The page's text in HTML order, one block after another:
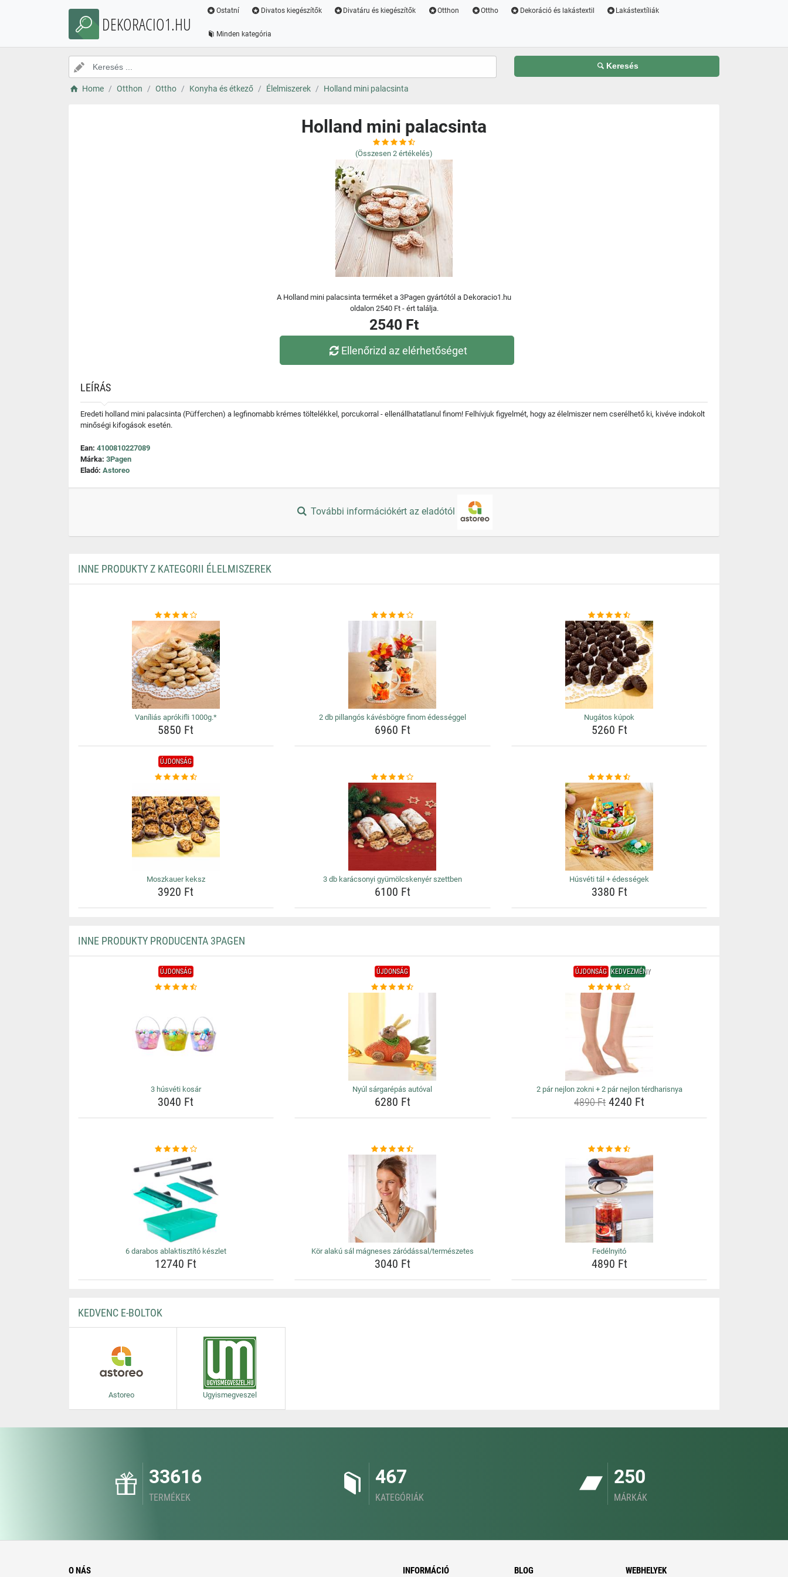
DEKORACIO1.HU
Ostatní Divatos kiegészítők Divatáru és kiegészítők Otthon Ottho Dekoráció és lakástextil Lakástextíliák
Minden kategória
Keresés
Home Otthon Ottho Konyha és étkező Élelmiszerek Holland mini palacsinta
Holland mini palacsinta
(Összesen 2 értékelés)
A Holland mini palacsinta terméket a 3Pagen gyártótól a Dekoracio1.hu
oldalon 2540 Ft - ért találja.
2540 Ft
Ellenőrizd az elérhetőséget
LEÍRÁS
Eredeti holland mini palacsinta (Püfferchen) a legfinomabb krémes töltelékkel, porcukorral - ellenállhatatlanul finom! Felhívjuk figyelmét, hogy az élelmiszer nem cserélhető ki, kivéve indokolt
minőségi kifogások esetén.
Ean: 4100810227089
Márka: 3Pagen
Eladó: Astoreo
További információkért az eladótól
INNE PRODUKTY Z KATEGORII ÉLELMISZEREK
Vaníliás aprókifli 1000g.*
5850 Ft
2 db pillangós kávésbögre finom édességgel
6960 Ft
Nugátos kúpok
5260 Ft
ÚJDONSÁG
Moszkauer keksz
3920 Ft
3 db karácsonyi gyümölcskenyér szettben
6100 Ft
Húsvéti tál + édességek
3380 Ft
INNE PRODUKTY PRODUCENTA 3PAGEN
ÚJDONSÁG
3 húsvéti kosár
3040 Ft
ÚJDONSÁG
Nyúl sárgarépás autóval
6280 Ft
ÚJDONSÁG KEDVEZMÉNY
2 pár nejlon zokni + 2 pár nejlon térdharisnya
4890 Ft 4240 Ft
6 darabos ablaktisztító készlet
12740 Ft
Kör alakú sál mágneses záródással/természetes
3040 Ft
Fedélnyitó
4890 Ft
KEDVENC E-BOLTOK
Astoreo Ugyismegveszel
33616
TERMÉKEK
467
KATEGÓRIÁK
250
MÁRKÁK
O NÁS INFORMÁCIÓ BLOG WEBHELYEK